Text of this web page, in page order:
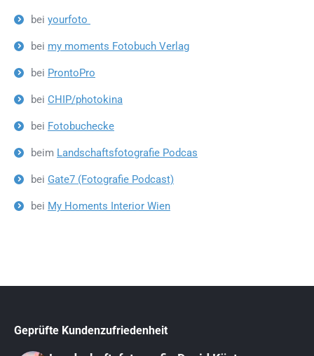
bei yourfoto
bei my moments Fotobuch Verlag
bei ProntoPro
bei CHIP/photokina
bei Fotobuchecke
beim Landschaftsfotografie Podcas
bei Gate7 (Fotografie Podcast)
bei My Homents Interior Wien
Geprüfte Kundenzufriedenheit